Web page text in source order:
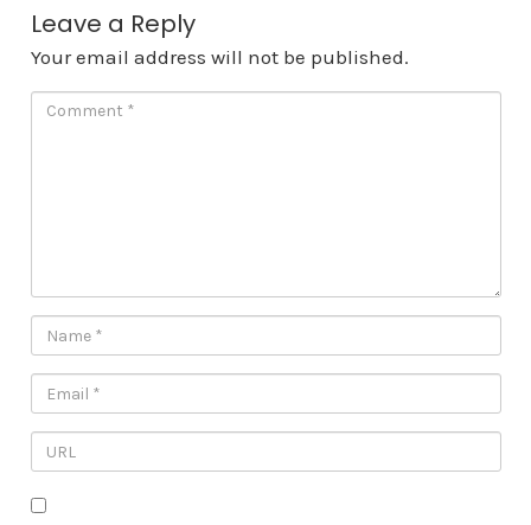
Leave a Reply
Your email address will not be published.